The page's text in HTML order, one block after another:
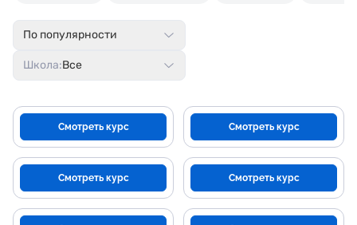
Школа:Все
По популярности
Смотреть курс Смотреть курс
Смотреть курс Смотреть курс